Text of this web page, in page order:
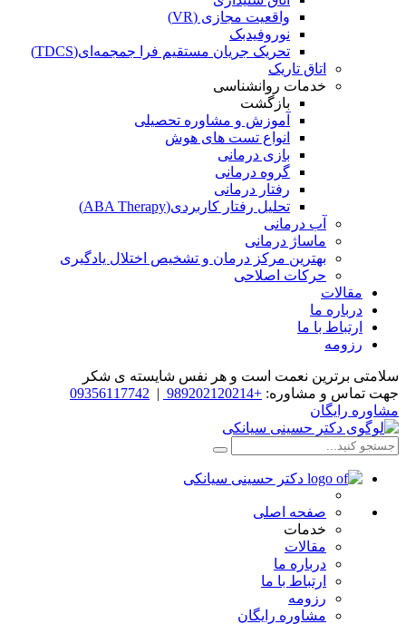
واقعیت مجازی (VR)
نوروفیدبک
تحریک جریان مستقیم فرا جمجمه‌ای(TDCS)
اتاق تاریک
خدمات روانشناسی
بازگشت
آموزش و مشاوره تحصیلی
انواع تست های هوش
بازی درمانی
گروه درمانی
رفتار درمانی
تحلیل رفتار کاربردی(ABA Therapy)
آب درمانی
ماساژ درمانی
بهترین مرکز درمان و تشخیص اختلال یادگیری
حرکات اصلاحی
مقالات
درباره ما
ارتباط با ما
رزومه
سلامتی برترین نعمت است و هر نفس شایسته­ ی شکر
جهت تماس و مشاوره: +989202120214
|
09356117742
مشاوره رایگان
صفحه اصلی
خدمات
مقالات
درباره ما
ارتباط با ما
رزومه
مشاوره رایگان